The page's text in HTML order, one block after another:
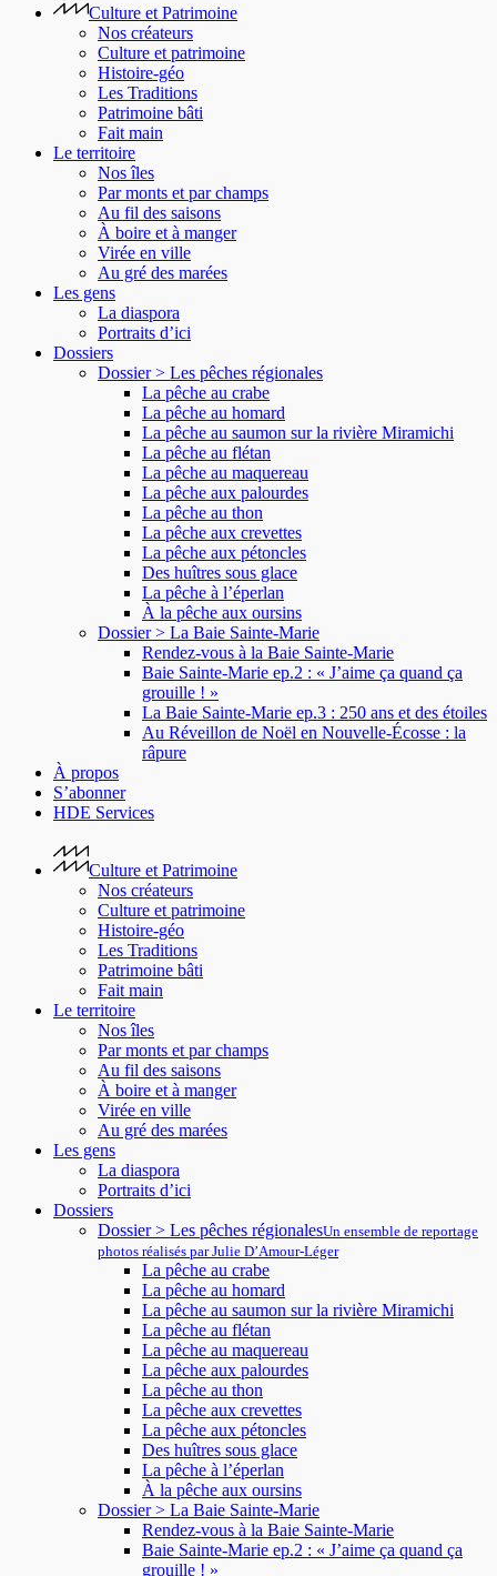
Menu
Culture et Patrimoine
Nos créateurs
Culture et patrimoine
Histoire-géo
Les Traditions
Patrimoine bâti
Fait main
Le territoire
Nos îles
Par monts et par champs
Au fil des saisons
À boire et à manger
Virée en ville
Au gré des marées
Les gens
La diaspora
Portraits d’ici
Dossiers
Dossier > Les pêches régionales
La pêche au crabe
La pêche au homard
La pêche au saumon sur la rivière Miramichi
La pêche au flétan
La pêche au maquereau
La pêche aux palourdes
La pêche au thon
La pêche aux crevettes
La pêche aux pétoncles
Des huîtres sous glace
La pêche à l’éperlan
À la pêche aux oursins
Dossier > La Baie Sainte-Marie
Rendez-vous à la Baie Sainte-Marie
Baie Sainte-Marie ep.2 : « J’aime ça quand ça
grouille ! »
La Baie Sainte-Marie ep.3 : 250 ans et des étoiles
Au Réveillon de Noël en Nouvelle-Écosse : la
râpure
À propos
S’abonner
HDE Services
Culture et Patrimoine
Nos créateurs
Culture et patrimoine
Histoire-géo
Les Traditions
Patrimoine bâti
Fait main
Le territoire
Nos îles
Par monts et par champs
Au fil des saisons
À boire et à manger
Virée en ville
Au gré des marées
Les gens
La diaspora
Portraits d’ici
Dossiers
Dossier > Les pêches régionalesUn ensemble de reportage
photos réalisés par Julie D’Amour-Léger
La pêche au crabe
La pêche au homard
La pêche au saumon sur la rivière Miramichi
La pêche au flétan
La pêche au maquereau
La pêche aux palourdes
La pêche au thon
La pêche aux crevettes
La pêche aux pétoncles
Des huîtres sous glace
La pêche à l’éperlan
À la pêche aux oursins
Dossier > La Baie Sainte-Marie
Rendez-vous à la Baie Sainte-Marie
Baie Sainte-Marie ep.2 : « J’aime ça quand ça
grouille ! »